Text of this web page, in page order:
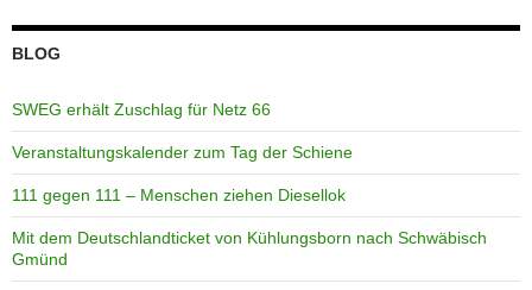
BLOG
SWEG erhält Zuschlag für Netz 66
Veranstaltungskalender zum Tag der Schiene
111 gegen 111 – Menschen ziehen Diesellok
Mit dem Deutschlandticket von Kühlungsborn nach Schwäbisch
Gmünd